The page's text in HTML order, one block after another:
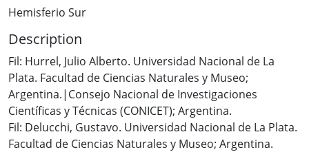
Hemisferio Sur
Description
Fil: Hurrel, Julio Alberto. Universidad Nacional de La
Plata. Facultad de Ciencias Naturales y Museo;
Argentina.|Consejo Nacional de Investigaciones
Científicas y Técnicas (CONICET); Argentina.
Fil: Delucchi, Gustavo. Universidad Nacional de La Plata.
Facultad de Ciencias Naturales y Museo; Argentina.